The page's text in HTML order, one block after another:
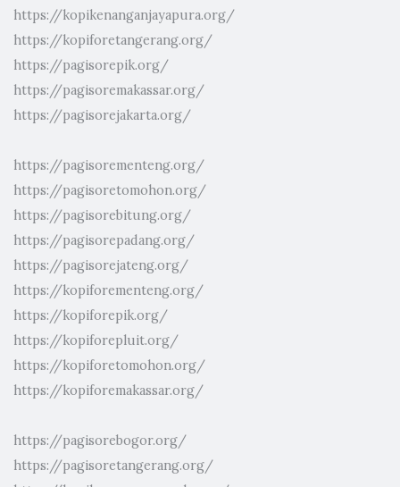
https://kopikenanganjayapura.org/
https://kopiforetangerang.org/
https://pagisorepik.org/
https://pagisoremakassar.org/
https://pagisorejakarta.org/
https://pagisorementeng.org/
https://pagisoretomohon.org/
https://pagisorebitung.org/
https://pagisorepadang.org/
https://pagisorejateng.org/
https://kopiforementeng.org/
https://kopiforepik.org/
https://kopiforepluit.org/
https://kopiforetomohon.org/
https://kopiforemakassar.org/
https://pagisorebogor.org/
https://pagisoretangerang.org/